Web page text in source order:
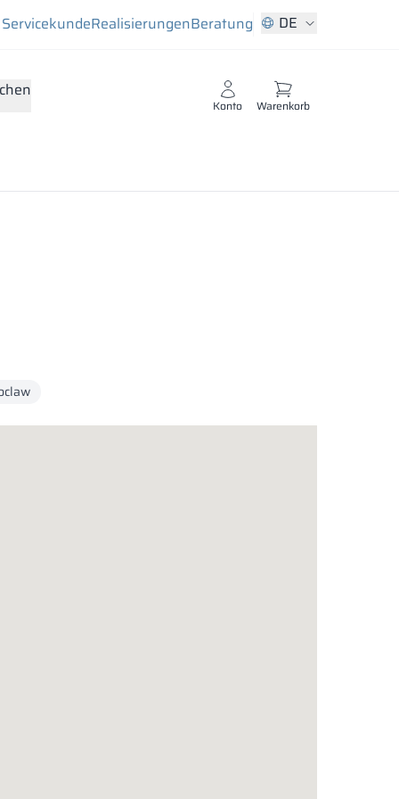
ServicekundeRealisierungenBeratung DE
Konto Warenkorb